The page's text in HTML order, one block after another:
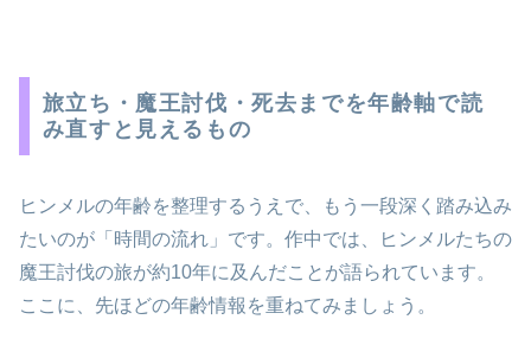
旅立ち・魔王討伐・死去までを年齢軸で読
み直すと見えるもの
ヒンメルの年齢を整理するうえで、もう一段深く踏み込み
たいのが「時間の流れ」です。作中では、ヒンメルたちの
魔王討伐の旅が約10年に及んだことが語られています。
ここに、先ほどの年齢情報を重ねてみましょう。